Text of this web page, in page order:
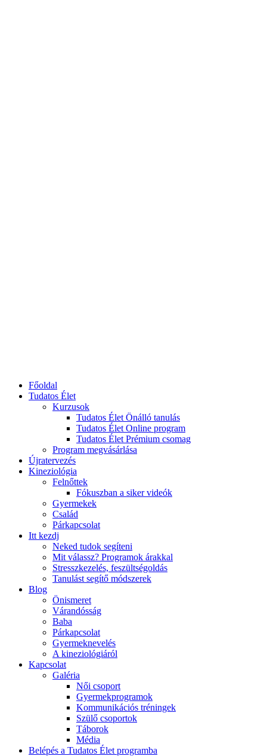
Főoldal
Tudatos Élet
Kurzusok
Tudatos Élet Önálló tanulás
Tudatos Élet Online program
Tudatos Élet Prémium csomag
Program megvásárlása
Újratervezés
Kineziológia
Felnőttek
Fókuszban a siker videók
Gyermekek
Család
Párkapcsolat
Itt kezdj
Neked tudok segíteni
Mit válassz? Programok árakkal
Stresszkezelés, feszültségoldás
Tanulást segítő módszerek
Blog
Önismeret
Várandósság
Baba
Párkapcsolat
Gyermeknevelés
A kineziológiáról
Kapcsolat
Galéria
Női csoport
Gyermekprogramok
Kommunikációs tréningek
Szülő csoportok
Táborok
Média
Belépés a Tudatos Élet programba